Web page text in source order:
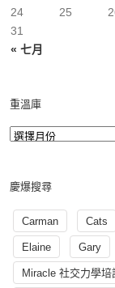
« 七月
24
25
31
重溫庫
慶爆搜尋
Carman Cats
Elaine Gary
Miracle 社交力學培